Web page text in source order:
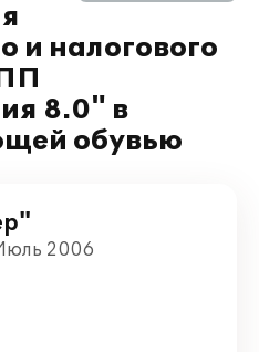
и налогового
8.0" в
обувью
2006